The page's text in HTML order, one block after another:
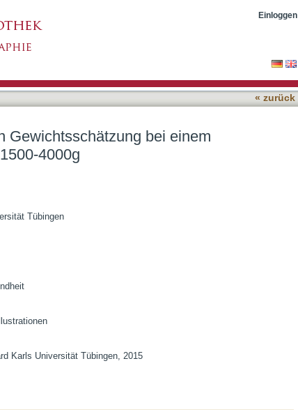
Geburtsgewicht zwischen 1500-4000g
Einloggen
« zurück
Gewichtsschätzung bei einem
4000g
Tübingen
Karls Universität Tübingen, 2015